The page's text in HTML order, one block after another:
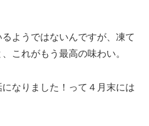
ようではないんですが、凍て
これがもう最高の味わい。
なりました！って４月末には